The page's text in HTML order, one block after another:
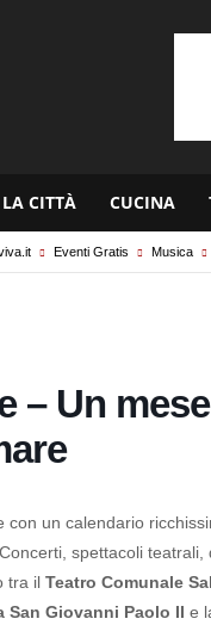
LA CITTÀ CUCINA
Eventi Gratis Musica
– Un
con un calendario
. Concerti, spettacoli
tra il Teatro Comunale
San Giovanni Paolo II e